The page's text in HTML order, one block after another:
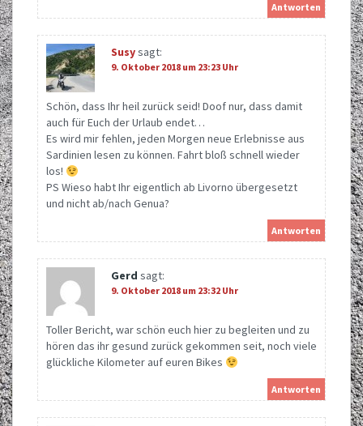
Antworten
Susysagt:
9. Oktober 2018 um 23:23 Uhr
Schön, dass Ihr heil zurück seid! Doof nur, dass damit
auch für Euch der Urlaub endet…
Es wird mir fehlen, jeden Morgen neue Erlebnisse aus
Sardinien lesen zu können. Fahrt bloß schnell wieder
los!
PS Wieso habt Ihr eigentlich ab Livorno übergesetzt
und nicht ab/nach Genua?
Antworten
Gerd sagt:
9. Oktober 2018 um 23:32 Uhr
Toller Bericht, war schön euch hier zu begleiten und zu
hören das ihr gesund zurück gekommen seit, noch viele
glückliche Kilometer auf euren Bikes
Antworten